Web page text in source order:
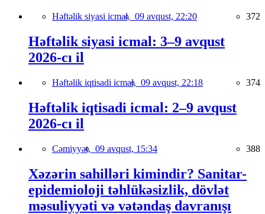
Həftəlik siyasi icmal, 09 avqust, 22:20 372
Həftəlik siyasi icmal: 3–9 avqust
2026-cı il
Həftəlik iqtisadi icmal, 09 avqust, 22:18 374
Həftəlik iqtisadi icmal: 2–9 avqust
2026-cı il
Cəmiyyət, 09 avqust, 15:34 388
Xəzərin sahilləri kimindir? Sanitar-
epidemioloji təhlükəsizlik, dövlət
məsuliyyəti və vətəndaş davranışı